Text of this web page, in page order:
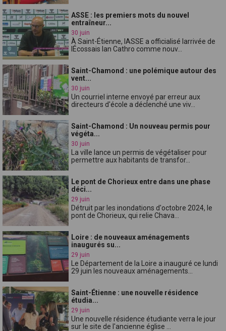
ASSE : les premiers mots du nouvel
entraîneur...
30 juin
À Saint-Étienne, lASSE a officialisé larrivée de
lÉcossais Ian Cathro comme nouv...
Saint-Chamond : une polémique autour des
vent...
30 juin
Un courriel interne envoyé par erreur aux
directeurs d'école a déclenché une viv...
Saint-Chamond : Un nouveau permis pour
végéta...
30 juin
La ville lance un permis de végétaliser pour
permettre aux habitants de transfor...
Le pont de Chorieux entre dans une phase
déci...
29 juin
Détruit par les inondations d'octobre 2024, le
pont de Chorieux, qui relie Chava...
Loire : de nouveaux aménagements
inaugurés su...
29 juin
Le Département de la Loire a inauguré ce lundi
29 juin les nouveaux aménagements...
Saint-Étienne : une nouvelle résidence
étudia...
29 juin
Une nouvelle résidence étudiante verra le jour
sur le site de l'ancienne église ...